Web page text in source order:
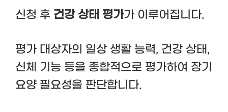
신청 후 건강 상태 평가가 이루어집니다.
평가 대상자의 일상 생활 능력, 건강 상태,
신체 기능 등을 종합적으로 평가하여 장기
요양 필요성을 판단합니다.